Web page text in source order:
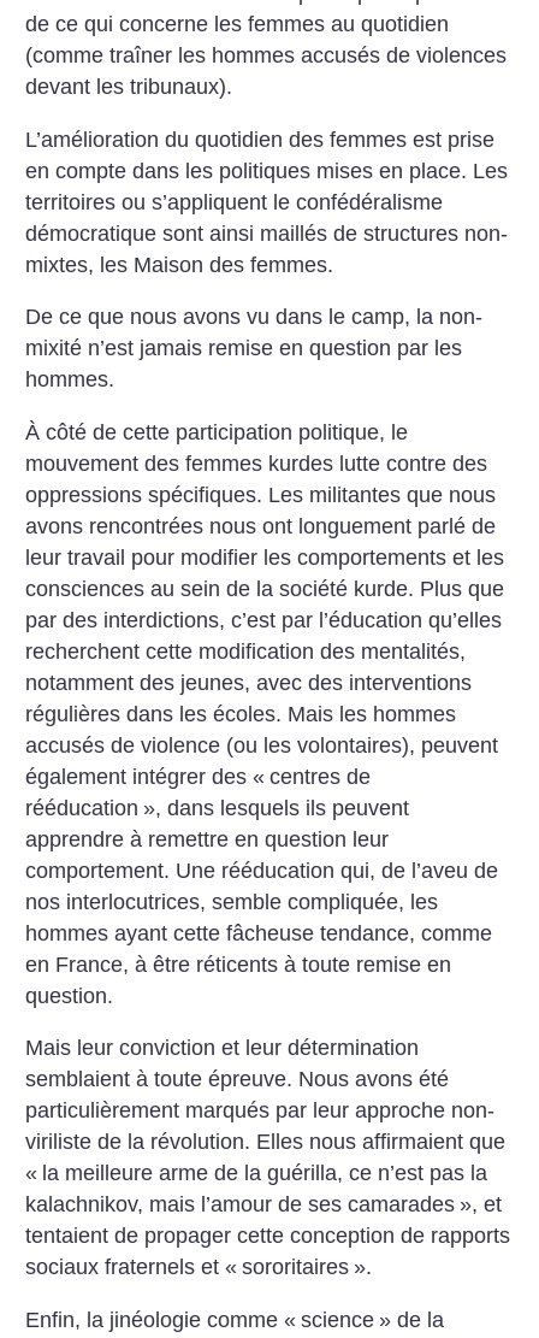
de ce qui concerne les femmes au quotidien
(comme traîner les hommes accusés de violences
devant les tribunaux).
L’amélioration du quotidien des femmes est prise
en compte dans les politiques mises en place. Les
territoires ou s’appliquent le confédéralisme
démocratique sont ainsi maillés de structures non-
mixtes, les Maison des femmes.
De ce que nous avons vu dans le camp, la non-
mixité n’est jamais remise en question par les
hommes.
À côté de cette participation politique, le
mouvement des femmes kurdes lutte contre des
oppressions spécifiques. Les militantes que nous
avons rencontrées nous ont longuement parlé de
leur travail pour modifier les comportements et les
consciences au sein de la société kurde. Plus que
par des interdictions, c’est par l’éducation qu’elles
recherchent cette modification des mentalités,
notamment des jeunes, avec des interventions
régulières dans les écoles. Mais les hommes
accusés de violence (ou les volontaires), peuvent
également intégrer des « centres de
rééducation », dans lesquels ils peuvent
apprendre à remettre en question leur
comportement. Une rééducation qui, de l’aveu de
nos interlocutrices, semble compliquée, les
hommes ayant cette fâcheuse tendance, comme
en France, à être réticents à toute remise en
question.
Mais leur conviction et leur détermination
semblaient à toute épreuve. Nous avons été
particulièrement marqués par leur approche non-
viriliste de la révolution. Elles nous affirmaient que
« la meilleure arme de la guérilla, ce n’est pas la
kalachnikov, mais l’amour de ses camarades », et
tentaient de propager cette conception de rapports
sociaux fraternels et « sororitaires ».
Enfin, la jinéologie comme « science » de la